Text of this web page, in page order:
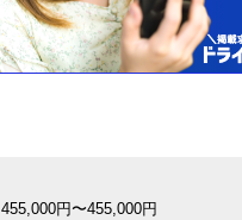
455,000円〜455,000円